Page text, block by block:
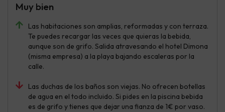
Las habitaciones son amplias, reformadas y con terraza.
Te puedes recargar las veces que quieras la bebida,
aunque son de grifo. Salida atravesando el hotel Dimona
(misma empresa) a la playa bajando escaleras por la
calle.
Las duchas de los baños son viejas. No ofrecen botellas
de agua en el todo incluido. Si pides en la piscina bebida
es de grifo y tienes que dejar una fianza de 1€ por vaso.
Muy bien